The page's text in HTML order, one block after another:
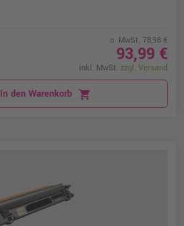
o. MwSt. 78,98 €
93,99 €
inkl. MwSt. zzgl. Versand
In den Warenkorb shopping_cart